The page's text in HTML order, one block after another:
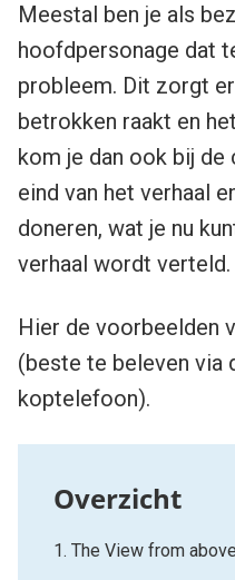
Meestal ben je als
hoofdpersonage dat
probleem. Dit zorgt
betrokken raakt en
kom je dan ook bij
eind van het verhaal
doneren, wat je nu
verhaal wordt verteld.
Hier de voorbeelden
(beste te beleven via
koptelefoon).
1. The View from above